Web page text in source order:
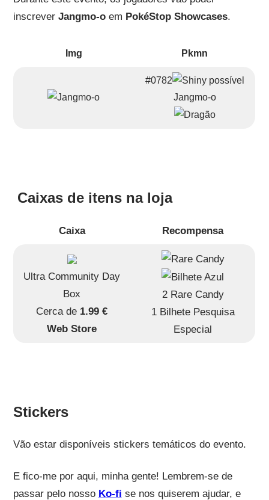
inscrever Jangmo-oem PokéStop Showcases.
Img Pkmn
#0782
Jangmo-o
Caixas de itens na loja
Caixa Recompensa
Ultra Community Day
Box
Cerca de 1.99 €
Web Store
2 Rare Candy
1 Bilhete Pesquisa
Especial
Stickers
Vão estar disponíveis stickers temáticos do evento.
E fico-me por aqui, minha gente! Lembrem-se de
passar pelo nosso Ko-fi se nos quiserem ajudar, e